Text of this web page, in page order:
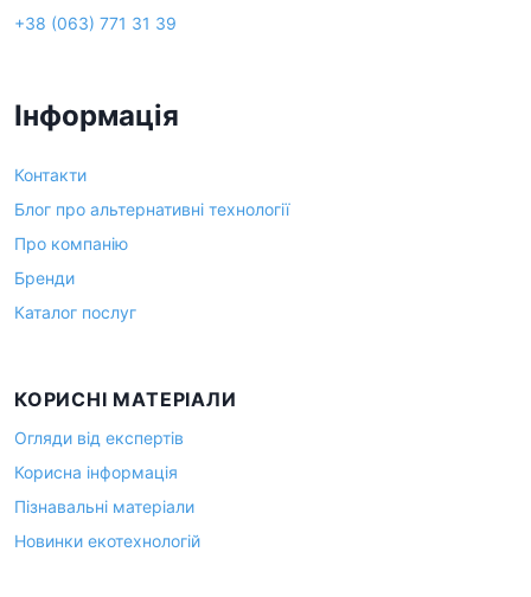
+38 (063) 771 31 39
Інформація
Контакти
Блог про альтернативні технології
Про компанію
Бренди
Каталог послуг
КОРИСНІ МАТЕРІАЛИ
Огляди від експертів
Корисна інформація
Пізнавальні матеріали
Новинки екотехнологій